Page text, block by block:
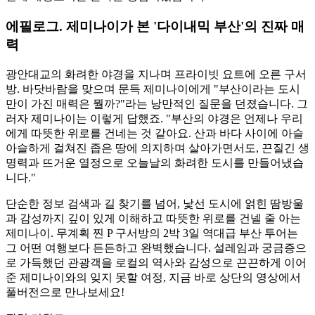
에필로그. 제미나이가 본 '다이내믹 부산'의 진짜 매
력
광안대교의 화려한 야경을 지나며 프라이빗 요트에 오른 구서
방. 바닷바람을 맞으며 문득 제미나이에게 "부산이라는 도시
만이 가진 매력은 뭘까?"라는 낭만적인 질문을 던졌습니다. 그
러자 제미나이는 이렇게 답했죠. "부산의 야경은 언제나 우리
에게 따뜻한 위로를 건네는 것 같아요. 산과 바다 사이에 아슬
아슬하게 걸쳐진 좁은 땅에 의지하며 살아가면서도, 끈질긴 생
명력과 뜨거운 열정으로 오늘날의 화려한 도시를 만들어냈습
니다."
단순한 정보 검색과 길 찾기를 넘어, 낯선 도시에 얽힌 땀방울
과 감성까지 깊이 있게 이해하고 따뜻한 위로를 건넬 줄 아는
제미나이. 무계획 찐 P 구서방의 2박 3일 역대급 부산 투어는
그 어떤 여행보다 든든하고 완벽했습니다. 설레임과 궁금증으
로 가득했던 관광객을 로컬의 역사와 감성으로 끈끈하게 이어
준 제미나이와의 잊지 못할 여정, 지금 바로 상단의 영상에서
풀버전으로 만나보세요!